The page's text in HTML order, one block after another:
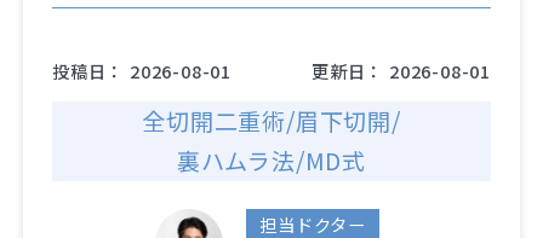
投稿日： 2026-08-01 更新日： 2026-08-01
全切開二重術/眉下切開/
裏ハムラ法/MD式
担当ドクター